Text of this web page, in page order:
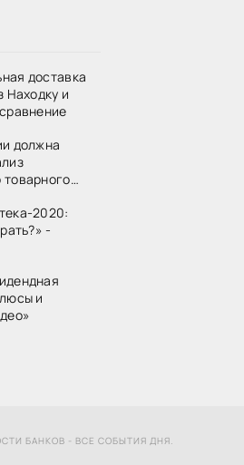
доставка
Находку и
должна
2020:
-
и
БАНКОВ - ВСЕ СОБЫТИЯ ДНЯ.